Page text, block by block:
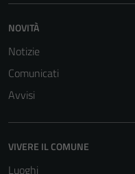
NOVITÀ
Notizie
Comunicati
Avvisi
VIVERE IL COMUNE
Luoghi